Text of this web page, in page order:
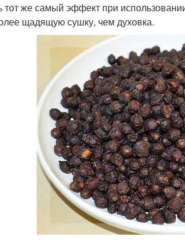
же самый эффект при
щадящую сушку, чем духовка.